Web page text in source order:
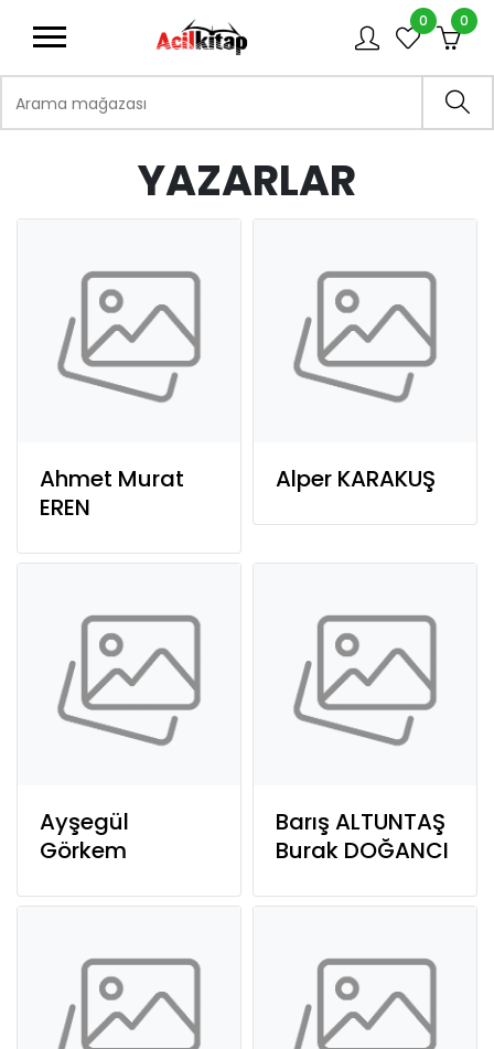
0 0
YAZARLAR
Ahmet Murat
EREN
Alper KARAKUŞ
Ayşegül
Görkem
Barış ALTUNTAŞ
Burak DOĞANCI